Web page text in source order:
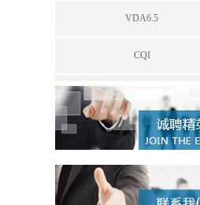
VDA6.5
CQI